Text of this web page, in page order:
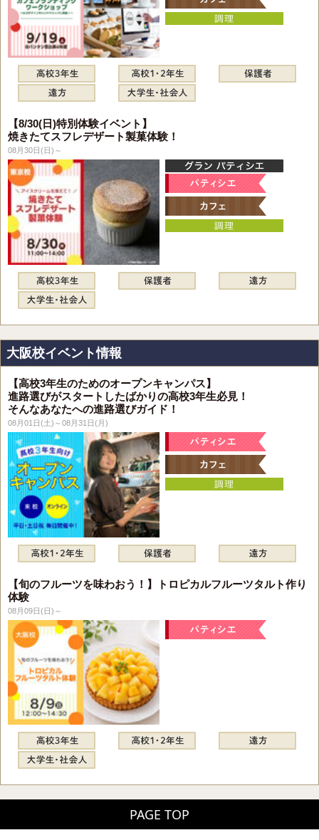
【8/30(日)特別体験イベント】
焼きたてスフレデザート製菓体験！
08月30日(日)～
大阪校イベント情報
【高校3年生のためのオープンキャンパス】
進路選びがスタートしたばかりの高校3年生必見！
そんなあなたへの進路選びガイド！
08月01日(土)～08月31日(月)
【旬のフルーツを味わおう！】トロピカルフルーツタルト作り
体験
08月09日(日)～
PAGE TOP